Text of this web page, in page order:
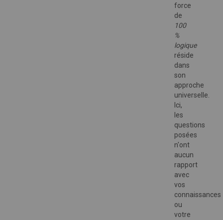
force
de
100
%
logique
réside
dans
son
approche
universelle.
Ici,
les
questions
posées
n'ont
aucun
rapport
avec
vos
connaissances
ou
votre